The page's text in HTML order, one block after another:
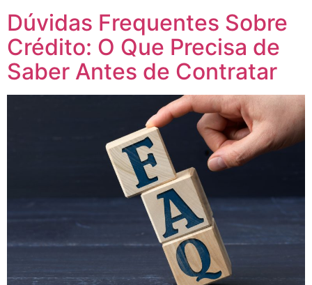
Dúvidas Frequentes Sobre
Crédito: O Que Precisa de
Saber Antes de Contratar